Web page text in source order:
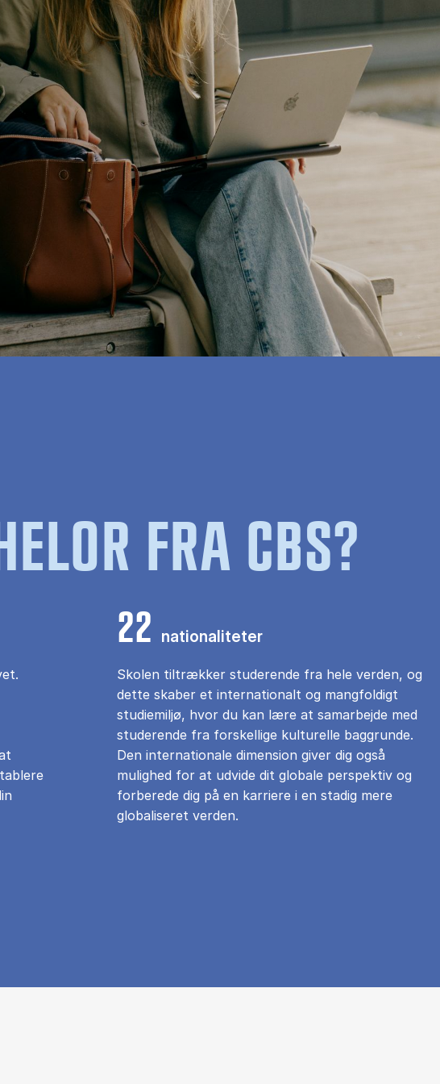
FRA CBS?
22 nationaliteter
Skolen tiltrækker studerende fra hele verden, og
dette skaber et internationalt og mangfoldigt
studiemiljø, hvor du kan lære at samarbejde med
studerende fra forskellige kulturelle baggrunde.
Den internationale dimension giver dig også
mulighed for at udvide dit globale perspektiv og
forberede dig på en karriere i en stadig mere
globaliseret verden.